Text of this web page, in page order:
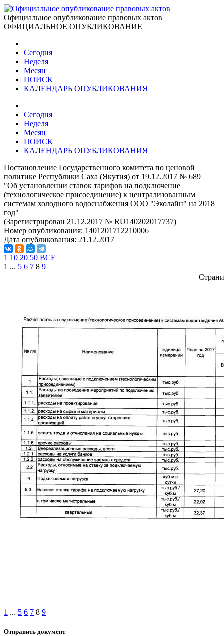
Официальное опубликование правовых актов
ОФИЦИАЛЬНОЕ ОПУБЛИКОВАНИЕ
Сегодня
Неделя
Месяц
ПОИСК
КАЛЕНДАРЬ ОПУБЛИКОВАНИЯ
Сегодня
Неделя
Месяц
ПОИСК
КАЛЕНДАРЬ ОПУБЛИКОВАНИЯ
Постановление Государственного комитета по ценовой
политике Республики Саха (Якутия) от 19.12.2017 № 689
"Об установлении ставок тарифов на подключение
(технологическое присоединение) к централизованным
системам холодного водоснабжения ООО "Эколайн" на 2018
год"
(Зарегистрирован 21.12.2017 № RU140202017737)
Номер опубликования: 1401201712210006
Дата опубликования: 21.12.2017
1 10 20 50 ВСЕ
1 ... 5 6 7 8 9
1 ... 5 6 7 8 9
Отправить документ